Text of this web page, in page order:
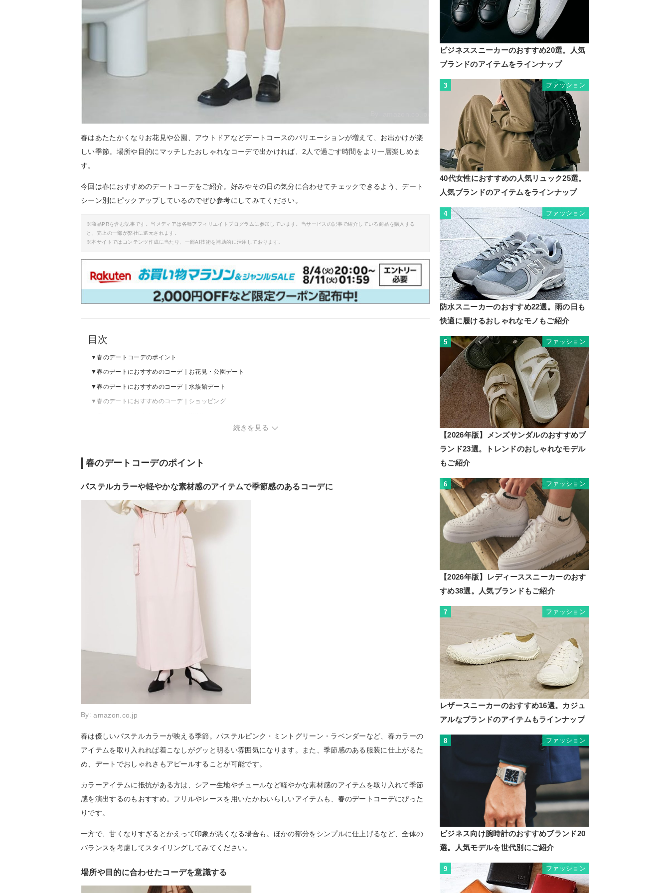
春はあたたかくなりお花見や公園、アウトドアなどデートコースのバリエーションが増えて、お出かけが楽
しい季節。場所や目的にマッチしたおしゃれなコーデで出かければ、2人で過ごす時間をより一層楽しめま
す。
今回は春におすすめのデートコーデをご紹介。好みやその日の気分に合わせてチェックできるよう、デート
シーン別にピックアップしているのでぜひ参考にしてみてください。
※商品PRを含む記事です。当メディアは各種アフィリエイトプログラムに参加しています。当サービスの記事で紹介している商品を購入する
と、売上の一部が弊社に還元されます。
※本サイトではコンテンツ作成に当たり、一部AI技術を補助的に活用しております。
目次
春のデートコーデのポイント
春のデートにおすすめのコーデ｜お花見・公園デート
春のデートにおすすめのコーデ｜水族館デート
春のデートにおすすめのコーデ｜ショッピング
春のデートにおすすめのコーデ｜アウトドアデート
春のデートにおすすめのコーデ｜大人デート
続きを見る
春のデートコーデのポイント
パステルカラーや軽やかな素材感のアイテムで季節感のあるコーデに
By:amazon.co.jp
春は優しいパステルカラーが映える季節。パステルピンク・ミントグリーン・ラベンダーなど、春カラーの
アイテムを取り入れれば着こなしがグッと明るい雰囲気になります。また、季節感のある服装に仕上がるた
め、デートでおしゃれさもアピールすることが可能です。
カラーアイテムに抵抗がある方は、シアー生地やチュールなど軽やかな素材感のアイテムを取り入れて季節
感を演出するのもおすすめ。フリルやレースを用いたかわいらしいアイテムも、春のデートコーデにぴった
りです。
一方で、甘くなりすぎるとかえって印象が悪くなる場合も。ほかの部分をシンプルに仕上げるなど、全体の
バランスを考慮してスタイリングしてみてください。
場所や目的に合わせたコーデを意識する
ビジネススニーカーのおすすめ20選。人気
ブランドのアイテムをラインナップ
3 ファッション
40代女性におすすめの人気リュック25選。
人気ブランドのアイテムをラインナップ
4 ファッション
防水スニーカーのおすすめ22選。雨の日も
快適に履けるおしゃれなモノもご紹介
5 ファッション
【2026年版】メンズサンダルのおすすめブ
ランド23選。トレンドのおしゃれなモデル
もご紹介
6 ファッション
【2026年版】レディーススニーカーのおす
すめ38選。人気ブランドもご紹介
7 ファッション
レザースニーカーのおすすめ16選。カジュ
アルなブランドのアイテムもラインナップ
8 ファッション
ビジネス向け腕時計のおすすめブランド20
選。人気モデルを世代別にご紹介
9 ファッション